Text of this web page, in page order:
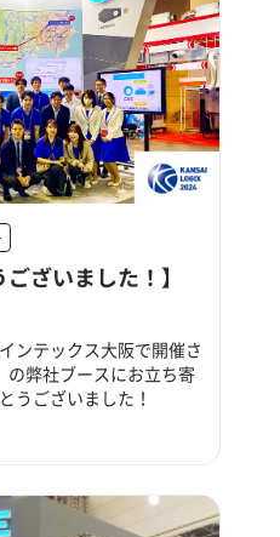
ざいました！】
ンテックス大阪で開催さ
の弊社ブースにお立ち寄
うございました！